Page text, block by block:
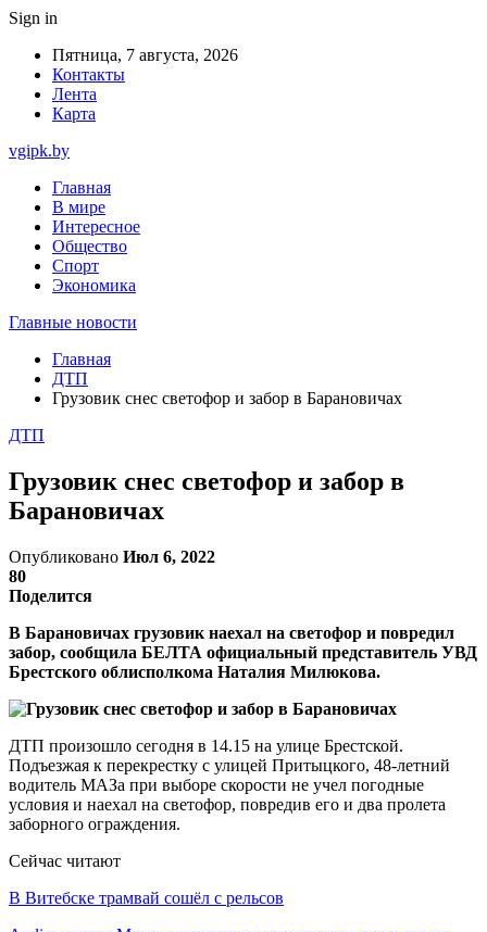
Sign in
Пятница, 7 августа, 2026
Контакты
Лента
Карта
vgipk.by
Главная
В мире
Интересное
Общество
Спорт
Экономика
Главные новости
Главная
ДТП
Грузовик снес светофор и забор в Барановичах
ДТП
Грузовик снес светофор и забор в
Барановичах
Опубликовано Июл 6, 2022
80
Поделится
В Барановичах грузовик наехал на светофор и повредил
забор, сообщила БЕЛТА официальный представитель УВД
Брестского облисполкома Наталия Милюкова.
ДТП произошло сегодня в 14.15 на улице Брестской.
Подъезжая к перекрестку с улицей Притыцкого, 48-летний
водитель МАЗа при выборе скорости не учел погодные
условия и наехал на светофор, повредив его и два пролета
заборного ограждения.
Сейчас читают
В Витебске трамвай сошёл с рельсов